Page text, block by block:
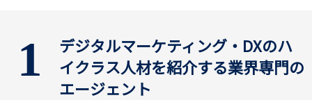
1
デジタルマーケティング・DXのハ
イクラス人材を紹介する業界専門の
エージェント